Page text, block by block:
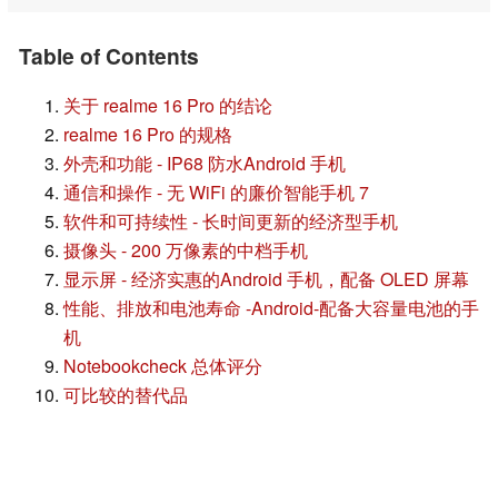
Table of Contents
关于 realme 16 Pro 的结论
realme 16 Pro 的规格
外壳和功能 - IP68 防水Android 手机
通信和操作 - 无 WiFi 的廉价智能手机 7
软件和可持续性 - 长时间更新的经济型手机
摄像头 - 200 万像素的中档手机
显示屏 - 经济实惠的Android 手机，配备 OLED 屏幕
性能、排放和电池寿命 -Android-配备大容量电池的手
机
Notebookcheck 总体评分
可比较的替代品